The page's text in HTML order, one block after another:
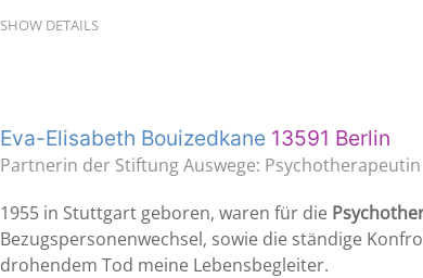
SHOW DETAILS
Eva-Elisabeth Bouizedkane 13591 Berlin
Partnerin der Stiftung Auswege: Psychotherapeutin
1955 in Stuttgart geboren, waren für die
Bezugspersonenwechsel, sowie die ständige
drohendem Tod meine Lebensbegleiter.